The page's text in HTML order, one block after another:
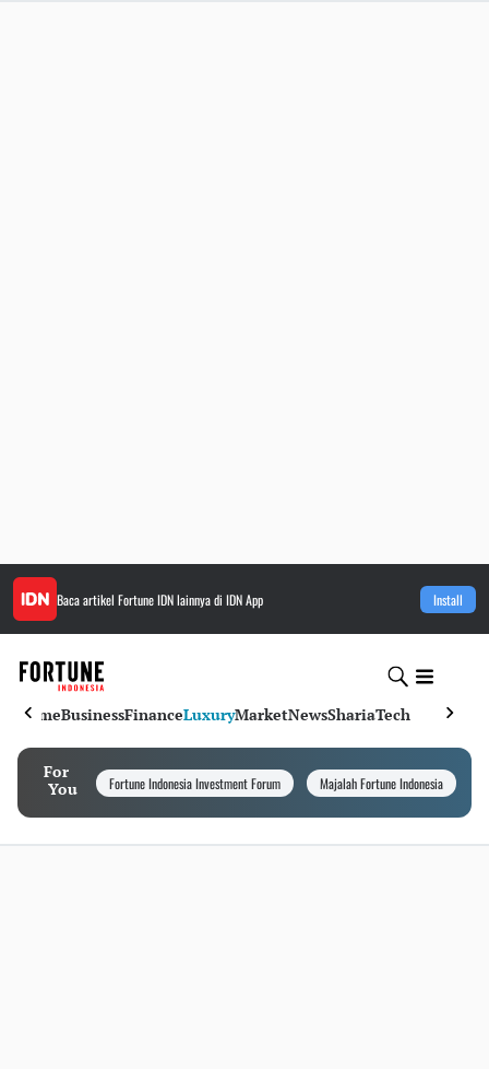
Baca artikel Fortune IDNlainnya di IDN App Install
HomeBusinessFinanceLuxuryMarketNewsShariaTech
For
You
Fortune Indonesia Investment Forum Majalah Fortune Indonesia